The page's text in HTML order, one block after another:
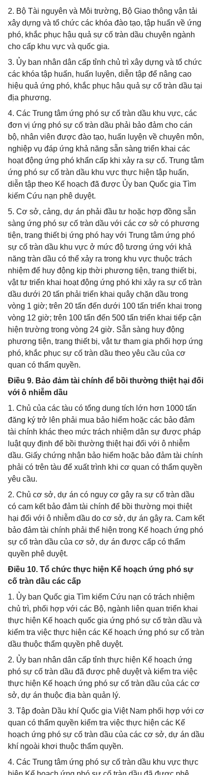
2. Bộ Tài nguyên và Môi trường, Bộ Giao thông vận tải
xây dựng và tổ chức các khóa đào tạo, tập huấn về ứng
phó, khắc phục hậu quả sự cố tràn dầu chuyên ngành
cho cấp khu vực và quốc gia.
3. Ủy ban nhân dân cấp tỉnh chủ trì xây dựng và tổ chức
các khóa tập huấn, huấn luyện, diễn tập để nâng cao
hiệu quả ứng phó, khắc phục hậu quả sự cố tràn dầu tại
địa phương.
4. Các Trung tâm ứng phó sự cố tràn dầu khu vực, các
đơn vị ứng phó sự cố tràn dầu phải bảo đảm cho cán
bộ, nhân viên được đào tạo, huấn luyện về chuyên môn,
nghiệp vụ đáp ứng khả năng sẵn sàng triển khai các
hoạt động ứng phó khẩn cấp khi xảy ra sự cố. Trung tâm
ứng phó sự cố tràn dầu khu vực thực hiện tập huấn,
diễn tập theo Kế hoạch đã được Ủy ban Quốc gia Tìm
kiếm Cứu nạn phê duyệt.
5. Cơ sở, cảng, dự án phải đầu tư hoặc hợp đồng sẵn
sàng ứng phó sự cố tràn dầu với các cơ sở có phương
tiện, trang thiết bị ứng phó hay với Trung tâm ứng phó
sự cố tràn dầu khu vực ở mức độ tương ứng với khả
năng tràn dầu có thể xảy ra trong khu vực thuộc trách
nhiệm để huy động kịp thời phương tiện, trang thiết bị,
vật tư triển khai hoạt động ứng phó khi xảy ra sự cố tràn
dầu dưới 20 tấn phải triển khai quây chặn dầu trong
vòng 1 giờ; trên 20 tấn đến dưới 100 tấn triển khai trong
vòng 12 giờ; trên 100 tấn đến 500 tấn triển khai tiếp cận
hiện trường trong vòng 24 giờ. Sẵn sàng huy động
phương tiện, trang thiết bị, vật tư tham gia phối hợp ứng
phó, khắc phục sự cố tràn dầu theo yêu cầu của cơ
quan có thẩm quyền.
Điều 9. Bảo đảm tài chính để bồi thường thiệt hại đối
với ô nhiễm dầu
1. Chủ của các tàu có tổng dung tích lớn hơn 1000 tấn
đăng ký trở lên phải mua bảo hiểm hoặc các bảo đảm
tài chính khác theo mức trách nhiệm dân sự được pháp
luật quy định để bồi thường thiệt hại đối với ô nhiễm
dầu. Giấy chứng nhận bảo hiểm hoặc bảo đảm tài chính
phải có trên tàu để xuất trình khi cơ quan có thẩm quyền
yêu cầu.
2. Chủ cơ sở, dự án có nguy cơ gây ra sự cố tràn dầu
có cam kết bảo đảm tài chính để bồi thường mọi thiệt
hại đối với ô nhiễm dầu do cơ sở, dự án gây ra. Cam kết
bảo đảm tài chính phải thể hiện trong Kế hoạch ứng phó
sự cố tràn dầu của cơ sở, dự án được cấp có thẩm
quyền phê duyệt.
Điều 10. Tổ chức thực hiện Kế hoạch ứng phó sự
cố tràn dầu các cấp
1. Ủy ban Quốc gia Tìm kiếm Cứu nạn có trách nhiệm
chủ trì, phối hợp với các Bộ, ngành liên quan triển khai
thực hiện Kế hoạch quốc gia ứng phó sự cố tràn dầu và
kiểm tra việc thực hiện các Kế hoạch ứng phó sự cố tràn
dầu thuộc thẩm quyền phê duyệt.
2. Ủy ban nhân dân cấp tỉnh thực hiện Kế hoạch ứng
phó sự cố tràn dầu đã được phê duyệt và kiểm tra việc
thực hiện Kế hoạch ứng phó sự cố tràn dầu của các cơ
sở, dự án thuộc địa bàn quản lý.
3. Tập đoàn Dầu khí Quốc gia Việt Nam phối hợp với cơ
quan có thẩm quyền kiểm tra việc thực hiện các Kế
hoạch ứng phó sự cố tràn dầu của các cơ sở, dự án dầu
khí ngoài khơi thuộc thẩm quyền.
4. Các Trung tâm ứng phó sự cố tràn dầu khu vực thực